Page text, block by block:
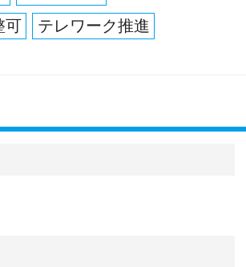
加えて相続税というように幅広
かしての仕事となります。
経済新聞社主催の相続や不動産
講師を担当するなど毎年50件以
績を誇ります。
可
テレワーク推進